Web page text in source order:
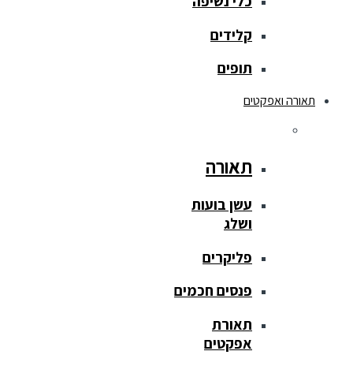
קלידים
תופים
תאורה ואפקטים
תאורה
עשן בועות
ושלג
פליקרים
פנסים חכמים
תאורת
אפקטים